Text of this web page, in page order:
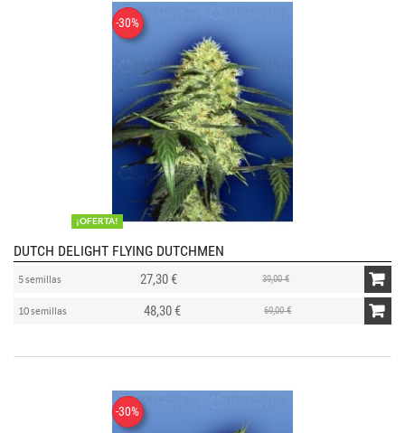
-30%
¡OFERTA!
DUTCH DELIGHT FLYING DUTCHMEN
5 semillas 27,30 € 39,00 €
10 semillas 48,30 € 69,00 €
-30%